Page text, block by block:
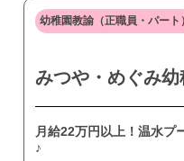
幼稚園教諭（正職員・パート
みつや・めぐみ幼
月給22万円以上！温水プ
♪